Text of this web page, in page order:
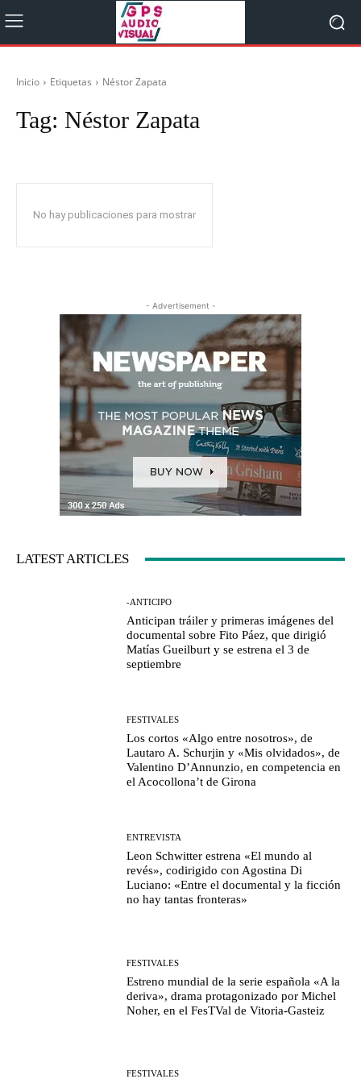
Inicio Etiquetas Néstor Zapata
Tag: Néstor Zapata
No hay publicaciones para mostrar
- Advertisement -
LATEST ARTICLES
-ANTICIPO
Anticipan tráiler y primeras imágenes del
documental sobre Fito Páez, que dirigió
Matías Gueilburt y se estrena el 3 de
septiembre
FESTIVALES
Los cortos «Algo entre nosotros», de
Lautaro A. Schurjin y «Mis olvidados», de
Valentino D’Annunzio, en competencia en
el Acocollona’t de Girona
ENTREVISTA
Leon Schwitter estrena «El mundo al
revés», codirigido con Agostina Di
Luciano: «Entre el documental y la ficción
no hay tantas fronteras»
FESTIVALES
Estreno mundial de la serie española «A la
deriva», drama protagonizado por Michel
Noher, en el FesTVal de Vitoria-Gasteiz
FESTIVALES